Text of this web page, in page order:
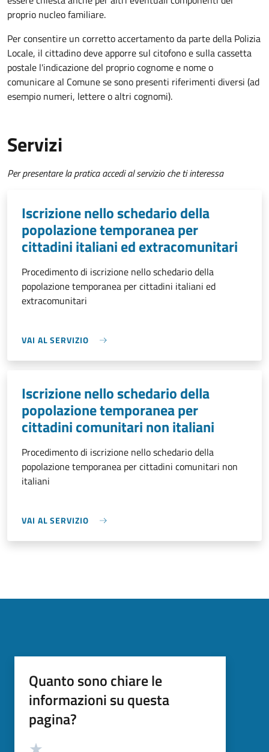
proprio nucleo familiare.
Per consentire un corretto accertamento da parte della Polizia
Locale, il cittadino deve apporre sul citofono e sulla cassetta
postale l'indicazione del proprio cognome e nome o
comunicare al Comune se sono presenti riferimenti diversi (ad
esempio numeri, lettere o altri cognomi).
Servizi
Per presentare la pratica accedi al servizio che ti interessa
Iscrizione nello schedario della
popolazione temporanea per
cittadini italiani ed extracomunitari
Procedimento di iscrizione nello schedario della
popolazione temporanea per cittadini italiani ed
extracomunitari
VAI AL SERVIZIO
Iscrizione nello schedario della
popolazione temporanea per
cittadini comunitari non italiani
Procedimento di iscrizione nello schedario della
popolazione temporanea per cittadini comunitari non
italiani
VAI AL SERVIZIO
Quanto sono chiare le
informazioni su questa
pagina?
Valutazione